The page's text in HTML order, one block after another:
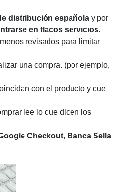
distribución española y por
en flacos servicios.
revisados ​​para limitar
una compra. (por ejemplo,
con el producto y que
lee lo que dicen los
Checkout, Banca Sella